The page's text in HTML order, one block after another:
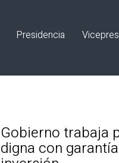
Presidencia
Gobierno trabaja
digna con